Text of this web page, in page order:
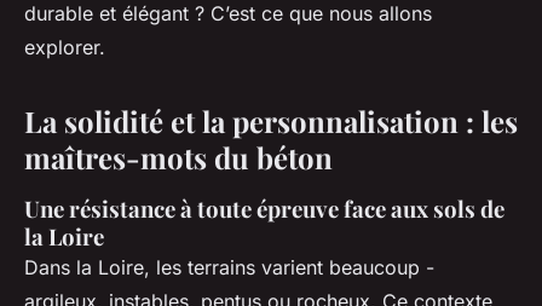
durable et élégant ? C’est ce que nous allons
explorer.
La solidité et la personnalisation : les
maîtres-mots du béton
Une résistance à toute épreuve face aux sols de
la Loire
Dans la Loire, les terrains varient beaucoup -